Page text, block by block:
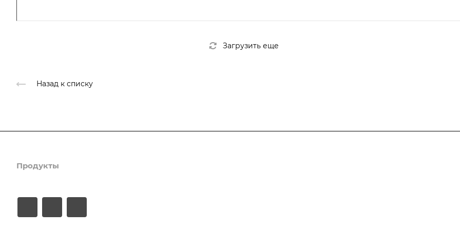
Загрузить еще
Назад к списку
Продукты